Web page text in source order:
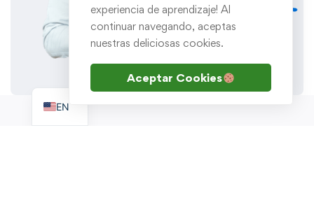
EN
experiencia de aprendizaje! Al
continuar navegando, aceptas
nuestras deliciosas cookies.
Aceptar Cookies